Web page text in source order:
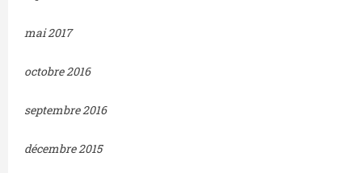
mai 2017
octobre 2016
septembre 2016
décembre 2015